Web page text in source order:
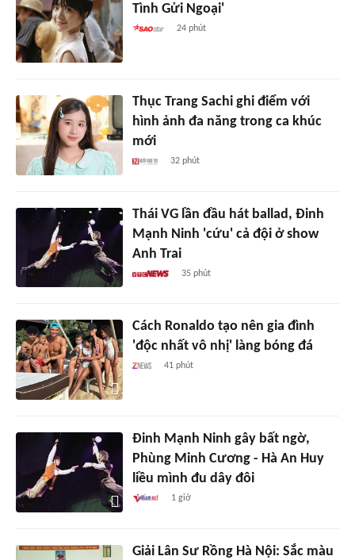
Tình Gửi Ngoại'
24 phút
Thục Trang Sachi ghi điểm với
hình ảnh đa năng trong ca khúc
mới
32 phút
Thái VG lần đầu hát ballad, Đinh
Mạnh Ninh 'cứu' cả đội ở show
Anh Trai
35 phút
Cách Ronaldo tạo nên gia đình
'độc nhất vô nhị' làng bóng đá
41 phút
Đinh Mạnh Ninh gây bất ngờ,
Phùng Minh Cương - Hà An Huy
liều mình đu dây đôi
1 giờ
Giải Lân Sư Rồng Hà Nội: Sắc màu